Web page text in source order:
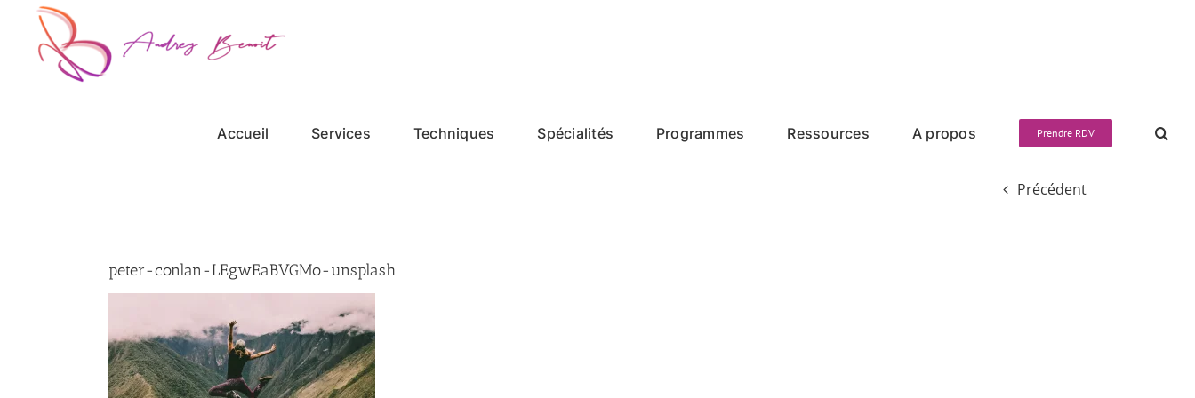
Passer
contenu
Accueil Services Techniques Spécialités Programmes Ressources A propos Prendre RDV
Précédent
peter-conlan-LEgwEaBVGMo-unsplash